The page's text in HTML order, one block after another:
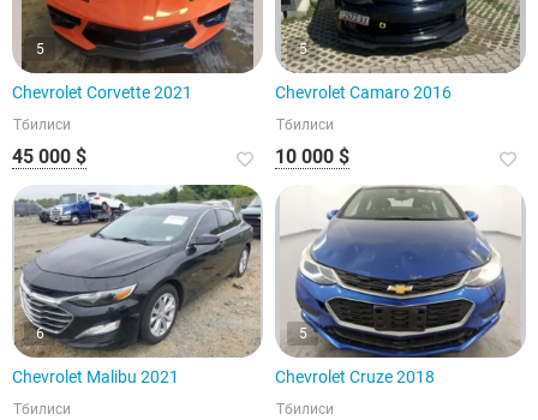
5
Chevrolet Corvette 2021
Тбилиси
45 000 $
5
Chevrolet Camaro 2016
Тбилиси
10 000 $
6
Chevrolet Malibu 2021
Тбилиси
5
Chevrolet Cruze 2018
Тбилиси